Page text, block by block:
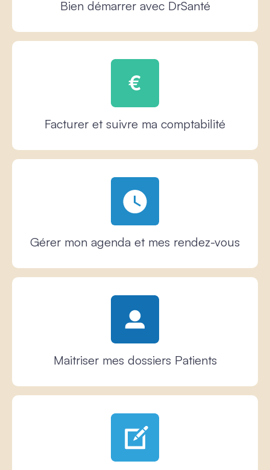
Bien démarrer avec DrSanté
Facturer et suivre ma comptabilité
Gérer mon agenda et mes rendez-vous
Maitriser mes dossiers Patients